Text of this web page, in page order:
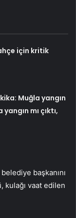
için kritik
Muğla yangın
mı çıktı,
başkanını
kulağı vaat edilen